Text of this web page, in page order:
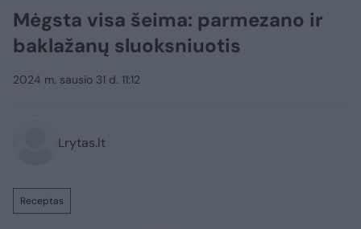
Mėgsta visa šeima: parmezano ir
baklažanų sluoksniuotis
2024 m. sausio 31 d. 11:12
Lrytas.lt
Receptas